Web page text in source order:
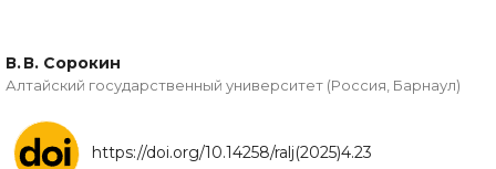
В. В. Сорокин
Алтайский государственный университет (Россия, Барнаул)
https://doi.org/10.14258/ralj(2025)4.23